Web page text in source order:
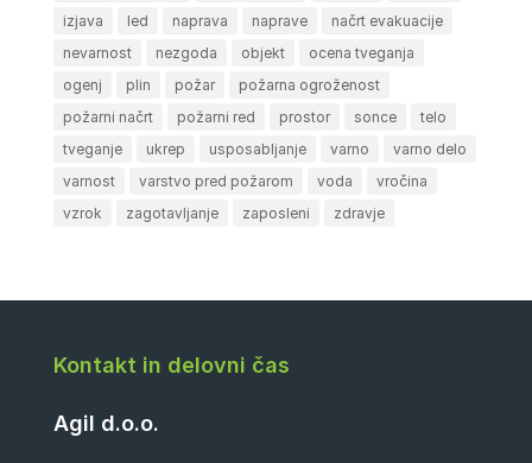
izjava
led naprava naprave
načrt evakuacije
nevarnost
nezgoda objekt
ocena tveganja
ogenj
plin požar
požarna ogroženost
požarni načrt
požarni red prostor sonce
telo
tveganje
ukrep usposabljanje varno
varno delo
varnost
varstvo pred požarom voda
vročina
vzrok
zagotavljanje zaposleni zdravje
Kontakt in delovni čas
Agil d.o.o.